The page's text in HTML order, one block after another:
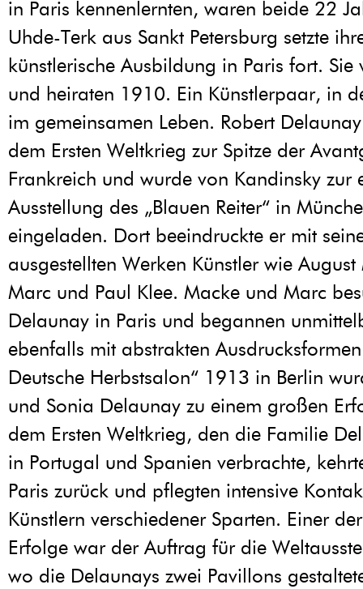
in Paris kennenlernten, waren beide 22
Uhde-Terk aus Sankt Petersburg setzte
künstlerische Ausbildung in Paris fort. Sie
und heiraten 1910. Ein Künstlerpaar, in
im gemeinsamen Leben. Robert
dem Ersten Weltkrieg zur Spitze der
Frankreich und wurde von Kandinsky zur
Ausstellung des „Blauen Reiter“ in
eingeladen. Dort beeindruckte er mit
ausgestellten Werken Künstler wie
Marc und Paul Klee. Macke und Marc
Delaunay in Paris und begannen
ebenfalls mit abstrakten
Deutsche Herbstsalon“ 1913 in Berlin
und Sonia Delaunay zu einem großen
dem Ersten Weltkrieg, den die Familie
in Portugal und Spanien verbrachte,
Paris zurück und pflegten intensive
Künstlern verschiedener Sparten. Einer
Erfolge war der Auftrag für die
wo die Delaunays zwei Pavillons